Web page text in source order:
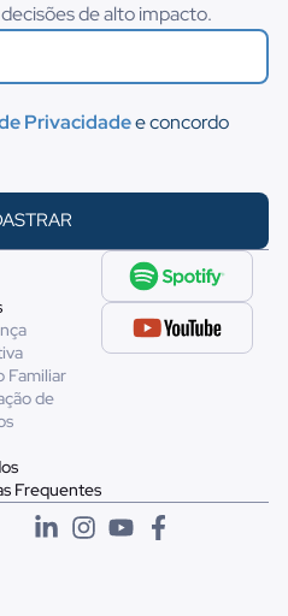
de alto impacto.
Privacidadee concordo
Familiar
de
Frequentes